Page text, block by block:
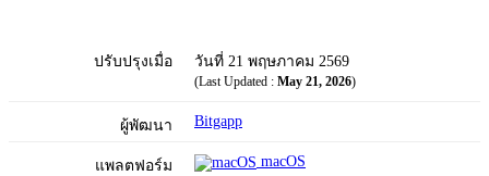
ปรับปรุงเมื่อ วันที่ 21 พฤษภาคม 2569
(Last Updated : May 21, 2026)
ผู้พัฒนา Bitgapp
แพลตฟอร์ม macOS